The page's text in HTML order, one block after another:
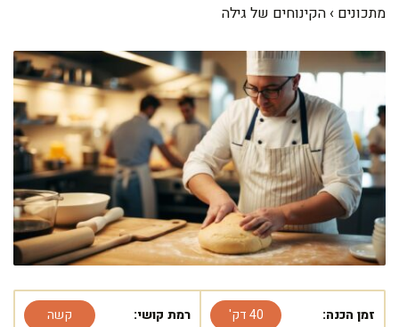
מתכונים › הקינוחים של גילה
זמן הכנה: 40 דק' רמת קושי: קשה